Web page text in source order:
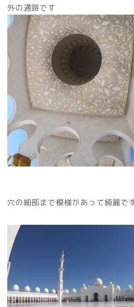
外の通路です
穴の細部まで模様があって綺麗で